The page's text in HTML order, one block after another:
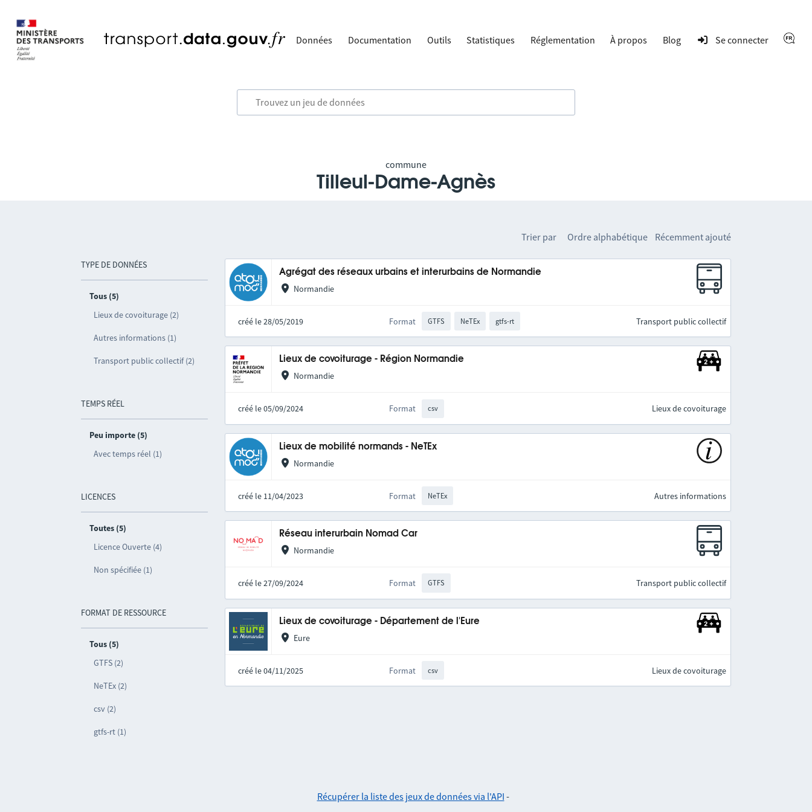
Données Documentation Outils Statistiques Réglementation À propos Blog Se connecter
commune
Tilleul-Dame-Agnès
TYPE DE DONNÉES
Tous (5)
Lieux de covoiturage (2)
Autres informations (1)
Transport public collectif (2)
TEMPS RÉEL
Peu importe (5)
Avec temps réel (1)
LICENCES
Toutes (5)
Licence Ouverte (4)
Non spécifiée (1)
FORMAT DE RESSOURCE
Tous (5)
GTFS (2)
NeTEx (2)
csv (2)
gtfs-rt (1)
Trier par Ordre alphabétique Récemment ajouté
Agrégat des réseaux urbains et interurbains de Normandie
Normandie
créé le 28/05/2019 Format GTFS NeTEx gtfs-rt Transport public collectif
Lieux de covoiturage - Région Normandie
Normandie
créé le 05/09/2024 Format csv Lieux de covoiturage
Lieux de mobilité normands - NeTEx
Normandie
créé le 11/04/2023 Format NeTEx Autres informations
Réseau interurbain Nomad Car
Normandie
créé le 27/09/2024 Format GTFS Transport public collectif
Lieux de covoiturage - Département de l'Eure
Eure
créé le 04/11/2025 Format csv Lieux de covoiturage
Récupérer la liste des jeux de données via l'API -